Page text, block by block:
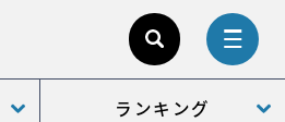
ランキング